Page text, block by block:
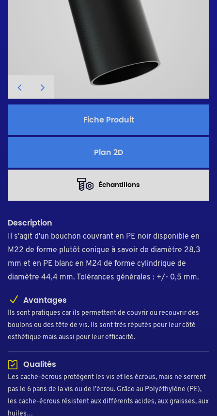
Fiche Produit
Plan 2D
Échantillons
Description
Il s'agit d'un bouchon couvrant en PE noir disponible en
M22 de forme plutôt conique à savoir de diamètre 28,3
mm et en PE blanc en M24 de forme cylindrique de
diamètre 44,4 mm. Tolérances générales : +/- 0,5 mm.
Avantages
Ils sont pratiques car ils permettent de couvrir ou recouvrir des
boulons ou des tête de vis. Ils sont très réputés pour leur côté
esthétique mais aussi pour leur efficacité.
Qualités
Les cache-écrous protègent les vis et les écrous, mais ne serrent
pas le 6 pans de la vis ou de l’écrou. Grâce au Polyéthylène (PE),
les cache-écrous résistent aux différents acides, aux graisses, aux
huiles…